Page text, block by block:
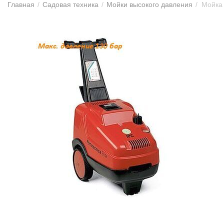
Главная / Садовая техника / Мойки высокого давления /